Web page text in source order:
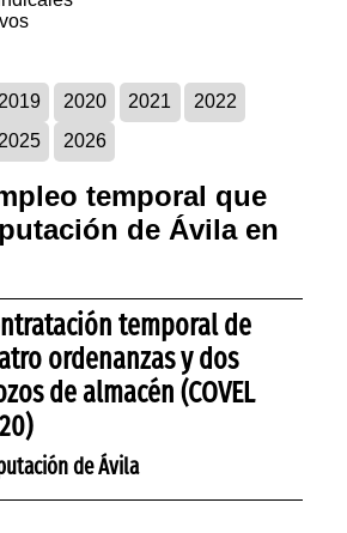
2020 2021
2022
2025 2026
temporal que
de Ávila en
temporal de
ordenanzas y dos
de almacén (COVEL
de Ávila